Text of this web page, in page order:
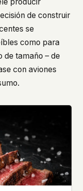
producir
de construir
se
como para
de tamaño – de
con aviones